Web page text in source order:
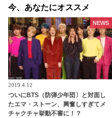
今、あなたにオススメ
2019.4.12
ついにBTS（防弾少年団〕と対面し
たエマ・ストーン、興奮しすぎてメ
チャクチャ挙動不審に！？
NEWS